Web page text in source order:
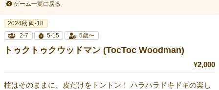
ゲーム一覧に戻る
2024秋 両-18
2-7
5-15 5歳〜
トゥクトゥクウッドマン (TocToc Woodman)
¥2,000
柱はそのままに、皮だけをトントン！ ハラハラドキドキの楽し